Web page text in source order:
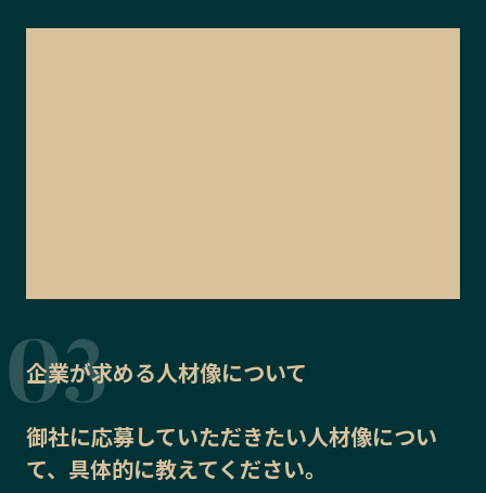
企業が求める人材像について
御社に応募していただきたい人材像につい
て、具体的に教えてください。